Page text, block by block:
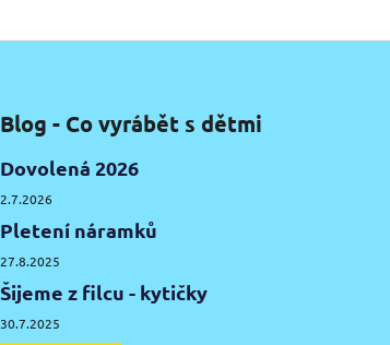
Blog - Co vyrábět s dětmi
Dovolená 2026
2.7.2026
Pletení náramků
27.8.2025
Šijeme z filcu - kytičky
30.7.2025